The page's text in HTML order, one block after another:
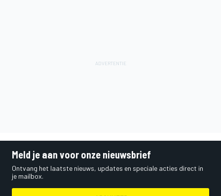
Meld je aan voor onze nieuwsbrief
Ontvang het laatste nieuws, updates en speciale acties direct in
je mailbox.